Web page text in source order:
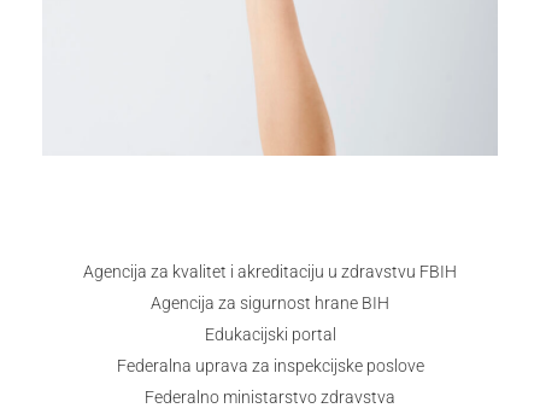
Agencija za kvalitet i akreditaciju u zdravstvu FBIH
Agencija za sigurnost hrane BIH
Edukacijski portal
Federalna uprava za inspekcijske poslove
Federalno ministarstvo zdravstva